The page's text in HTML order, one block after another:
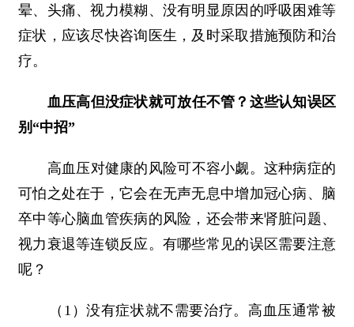
晕、头痛、视力模糊、没有明显原因的呼吸困难等
症状，应该尽快咨询医生，及时采取措施预防和治
疗。
血压高但没症状就可放任不管？这些认知误区
别“中招”
高血压对健康的风险可不容小觑。这种病症的
可怕之处在于，它会在无声无息中增加冠心病、脑
卒中等心脑血管疾病的风险，还会带来肾脏问题、
视力衰退等连锁反应。有哪些常见的误区需要注意
呢？
（1）没有症状就不需要治疗。高血压通常被